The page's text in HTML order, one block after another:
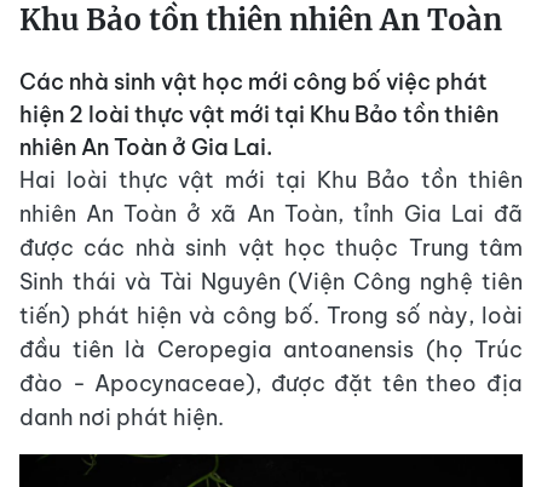
Khu Bảo tồn thiên nhiên An Toàn
Các nhà sinh vật học mới công bố việc phát
hiện 2 loài thực vật mới tại Khu Bảo tồn thiên
nhiên An Toàn ở Gia Lai.
Hai loài thực vật mới tại Khu Bảo tồn thiên
nhiên An Toàn ở xã An Toàn, tỉnh Gia Lai đã
được các nhà sinh vật học thuộc Trung tâm
Sinh thái và Tài Nguyên (Viện Công nghệ tiên
tiến) phát hiện và công bố. Trong số này, loài
đầu tiên là Ceropegia antoanensis (họ Trúc
đào - Apocynaceae), được đặt tên theo địa
danh nơi phát hiện.